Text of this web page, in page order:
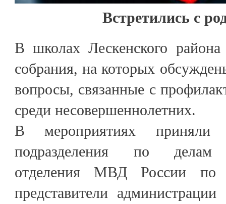
Встретились с
В школах Лескенского
собрания, на которых
вопросы, связанные с
среди несовершеннолетних.
В мероприятиях приняли
подразделения по делам
отделения МВД России по
представители